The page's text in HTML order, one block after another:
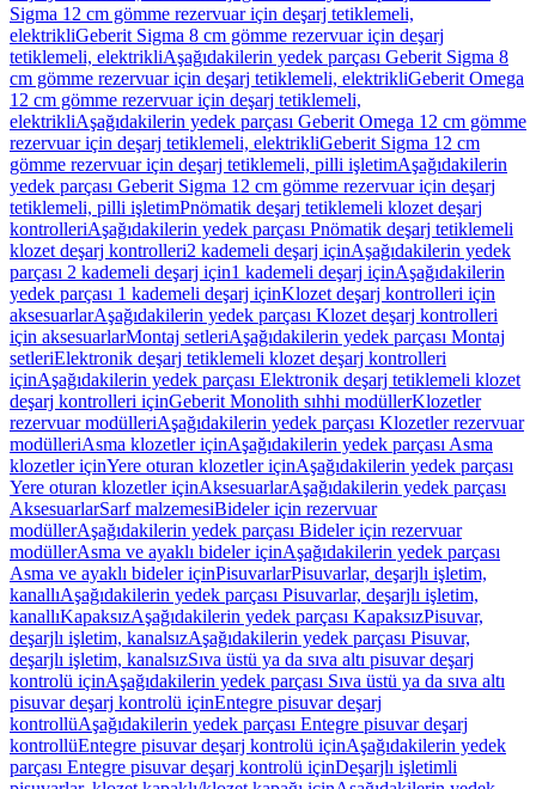
Sigma 12 cm gömme rezervuar için deşarj tetiklemeli,
elektrikliGeberit Sigma 8 cm gömme rezervuar için deşarj
tetiklemeli, elektrikliAşağıdakilerin yedek parçası Geberit Sigma 8
cm gömme rezervuar için deşarj tetiklemeli, elektrikliGeberit Omega
12 cm gömme rezervuar için deşarj tetiklemeli,
elektrikliAşağıdakilerin yedek parçası Geberit Omega 12 cm gömme
rezervuar için deşarj tetiklemeli, elektrikliGeberit Sigma 12 cm
gömme rezervuar için deşarj tetiklemeli, pilli işletimAşağıdakilerin
yedek parçası Geberit Sigma 12 cm gömme rezervuar için deşarj
tetiklemeli, pilli işletimPnömatik deşarj tetiklemeli klozet deşarj
kontrolleriAşağıdakilerin yedek parçası Pnömatik deşarj tetiklemeli
klozet deşarj kontrolleri2 kademeli deşarj içinAşağıdakilerin yedek
parçası 2 kademeli deşarj için1 kademeli deşarj içinAşağıdakilerin
yedek parçası 1 kademeli deşarj içinKlozet deşarj kontrolleri için
aksesuarlarAşağıdakilerin yedek parçası Klozet deşarj kontrolleri
için aksesuarlarMontaj setleriAşağıdakilerin yedek parçası Montaj
setleriElektronik deşarj tetiklemeli klozet deşarj kontrolleri
içinAşağıdakilerin yedek parçası Elektronik deşarj tetiklemeli klozet
deşarj kontrolleri içinGeberit Monolith sıhhi modüllerKlozetler
rezervuar modülleriAşağıdakilerin yedek parçası Klozetler rezervuar
modülleriAsma klozetler içinAşağıdakilerin yedek parçası Asma
klozetler içinYere oturan klozetler içinAşağıdakilerin yedek parçası
Yere oturan klozetler içinAksesuarlarAşağıdakilerin yedek parçası
AksesuarlarSarf malzemesiBideler için rezervuar
modüllerAşağıdakilerin yedek parçası Bideler için rezervuar
modüllerAsma ve ayaklı bideler içinAşağıdakilerin yedek parçası
Asma ve ayaklı bideler içinPisuvarlarPisuvarlar, deşarjlı işletim,
kanallıAşağıdakilerin yedek parçası Pisuvarlar, deşarjlı işletim,
kanallıKapaksızAşağıdakilerin yedek parçası KapaksızPisuvar,
deşarjlı işletim, kanalsızAşağıdakilerin yedek parçası Pisuvar,
deşarjlı işletim, kanalsızSıva üstü ya da sıva altı pisuvar deşarj
kontrolü içinAşağıdakilerin yedek parçası Sıva üstü ya da sıva altı
pisuvar deşarj kontrolü içinEntegre pisuvar deşarj
kontrollüAşağıdakilerin yedek parçası Entegre pisuvar deşarj
kontrollüEntegre pisuvar deşarj kontrolü içinAşağıdakilerin yedek
parçası Entegre pisuvar deşarj kontrolü içinDeşarjlı işletimli